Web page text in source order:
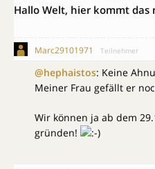
Hallo Welt, hier kommt das
Marc29101971 Teilnehmer
@hephaistos: Keine
Meiner Frau gefällt er
Wir können ja ab dem
gründen!